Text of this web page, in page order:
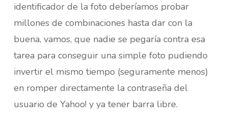
identificador de la foto deberíamos probar
millones de combinaciones hasta dar con la
buena, vamos, que nadie se pegaría contra esa
tarea para conseguir una simple foto pudiendo
invertir el mismo tiempo (seguramente menos)
en romper directamente la contraseña del
usuario de Yahoo! y ya tener barra libre.